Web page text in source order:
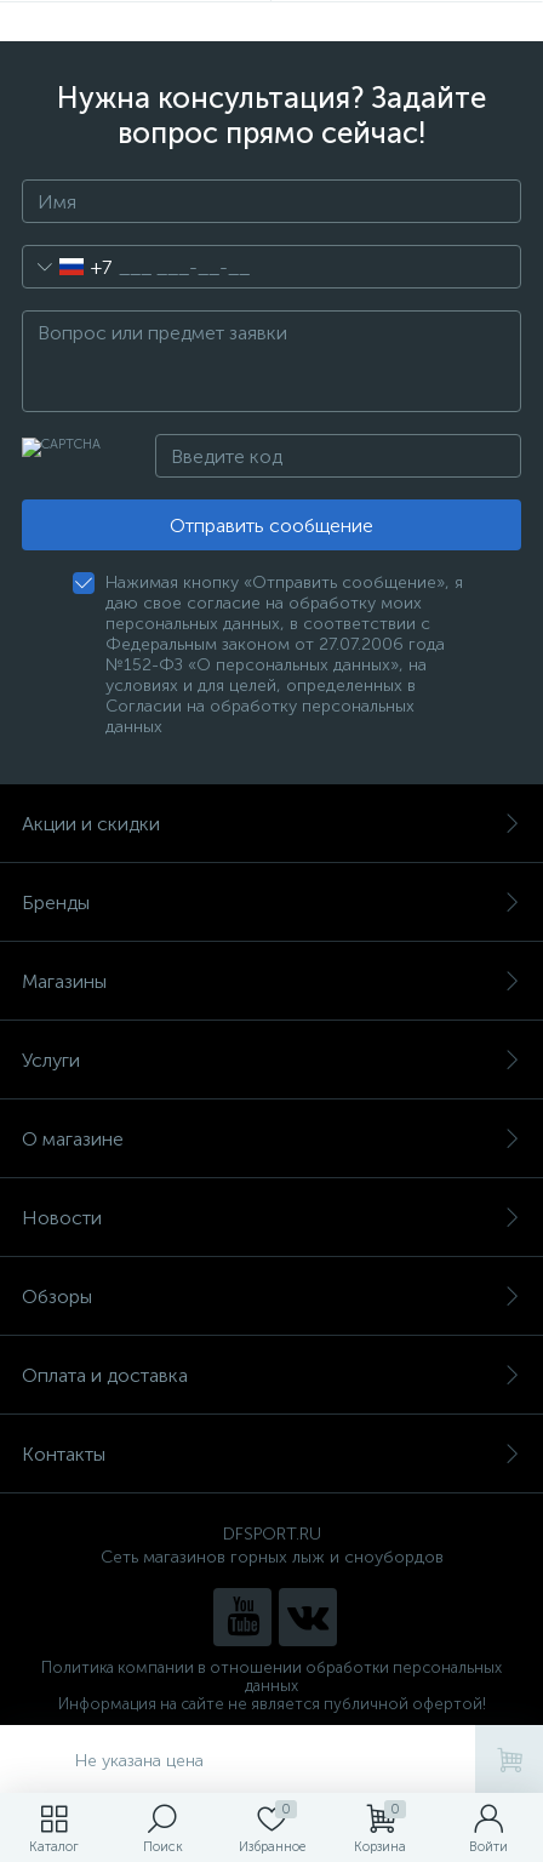
Каталог Поиск
0
Избранное
0
Корзина Войти
Не указана цена
Нужна консультация? Задайте
вопрос прямо сейчас!
+7
Отправить сообщение
Нажимая кнопку «Отправить сообщение», я
даю свое согласие на обработку моих
персональных данных, в соответствии с
Федеральным законом от 27.07.2006 года
№152-ФЗ «О персональных данных», на
условиях и для целей, определенных в
Согласии на обработку персональных
данных
Акции и скидки
Бренды
Магазины
Услуги
О магазине
Новости
Обзоры
Оплата и доставка
Контакты
DFSPORT.RU
Сеть магазинов горных лыж и сноубордов
Политика компании в отношении обработки персональных
данных
Информация на сайте не является публичной офертой!